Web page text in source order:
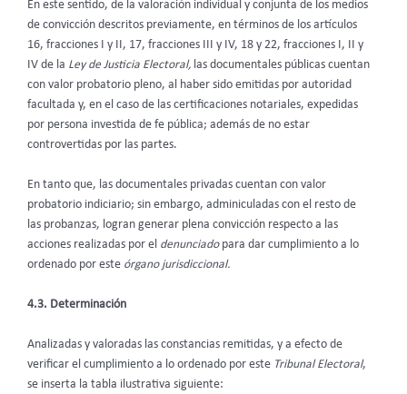
En este sentido, de la valoración individual y conjunta de los medios
de convicción descritos previamente, en términos de los artículos
16, fracciones I y II, 17, fracciones III y IV, 18 y 22, fracciones I, II y
IV de la Ley de Justicia Electoral, las documentales públicas cuentan
con valor probatorio pleno, al haber sido emitidas por autoridad
facultada y, en el caso de las certificaciones notariales, expedidas
por persona investida de fe pública; además de no estar
controvertidas por las partes.
En tanto que, las documentales privadas cuentan con valor
probatorio indiciario; sin embargo, adminiculadas con el resto de
las probanzas, logran generar plena convicción respecto a las
acciones realizadas por el denunciado para dar cumplimiento a lo
ordenado por este órgano jurisdiccional.
4.3. Determinación
Analizadas y valoradas las constancias remitidas, y a efecto de
verificar el cumplimiento a lo ordenado por este Tribunal Electoral,
se inserta la tabla ilustrativa siguiente: